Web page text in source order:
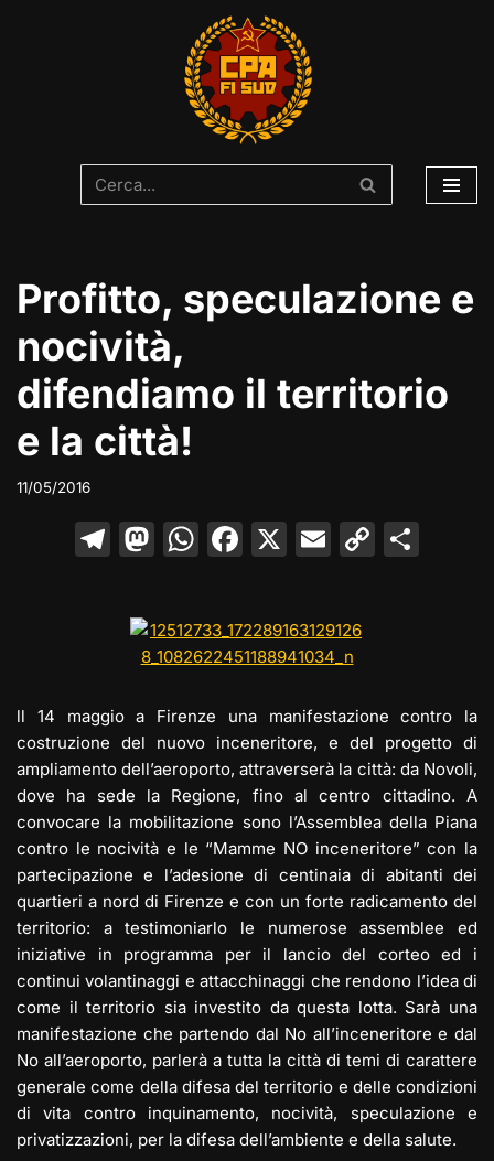
Profitto, speculazione e
nocività,
difendiamo il territorio
e la città!
11/05/2016
T
e
gr
m
M
o
d
o
n
W
s
A
p
p
F
e
b
o
o
k
X E
l
C
n
k
di
ll 14 maggio a Firenze una manifestazione contro la
costruzione del nuovo inceneritore, e del progetto di
ampliamento dell’aeroporto, attraverserà la città: da Novoli,
dove ha sede la Regione, fino al centro cittadino. A
convocare la mobilitazione sono l’Assemblea della Piana
contro le nocività e le “Mamme NO inceneritore” con la
partecipazione e l’adesione di centinaia di abitanti dei
quartieri a nord di Firenze e con un forte radicamento del
territorio: a testimoniarlo le numerose assemblee ed
iniziative in programma per il lancio del corteo ed i
continui volantinaggi e attacchinaggi che rendono l’idea di
come il territorio sia investito da questa lotta. Sarà una
manifestazione che partendo dal No all’inceneritore e dal
No all’aeroporto, parlerà a tutta la città di temi di carattere
generale come della difesa del territorio e delle condizioni
di vita contro inquinamento, nocività, speculazione e
privatizzazioni, per la difesa dell’ambiente e della salute.